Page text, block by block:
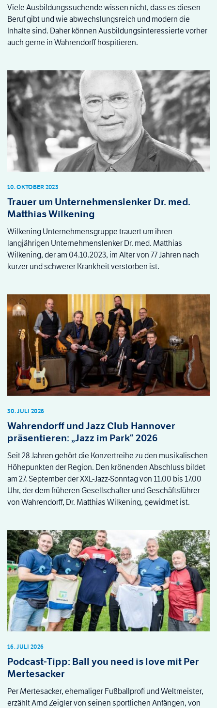
Viele Ausbildungssuchende wissen nicht, dass es diesen
Beruf gibt und wie abwechslungsreich und modern die
Inhalte sind. Daher können Ausbildungsinteressierte vorher
auch gerne in Wahrendorff hospitieren.
Trauer um Unternehmenslenker Dr. med.
Matthias Wilkening
10. OKTOBER 2023
Wilkening Unternehmensgruppe trauert um ihren
langjährigen Unternehmenslenker Dr. med. Matthias
Wilkening, der am 04.10.2023, im Alter von 77 Jahren nach
kurzer und schwerer Krankheit verstorben ist.
Wahrendorff und Jazz Club Hannover
präsentieren: „Jazz im Park“ 2026
30. JULI 2026
Seit 28 Jahren gehört die Konzertreihe zu den musikalischen
Höhepunkten der Region. Den krönenden Abschluss bildet
am 27. September der XXL-Jazz-Sonntag von 11.00 bis 17.00
Uhr, der dem früheren Gesellschafter und Geschäftsführer
von Wahrendorff, Dr. Matthias Wilkening, gewidmet ist.
Podcast-Tipp: Ball you need is love mit Per
Mertesacker
16. JULI 2026
Per Mertesacker, ehemaliger Fußballprofi und Weltmeister,
erzählt Arnd Zeigler von seinen sportlichen Anfängen, von